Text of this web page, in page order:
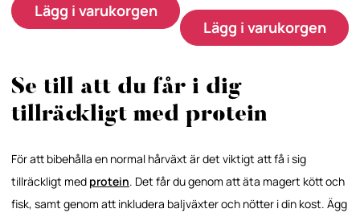
Lägg i varukorgen
Lägg i varukorgen
Se till att du får i dig
tillräckligt med protein
För att bibehålla en normal hårväxt är det viktigt att få i sig
tillräckligt med protein. Det får du genom att äta magert kött och
fisk, samt genom att inkludera baljväxter och nötter i din kost. Ägg